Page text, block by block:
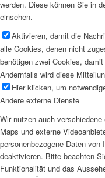
werden. Diese können Sie in
einsehen.
Aktivieren, damit die
alle Cookies, denen nicht
benötigen zwei Cookies,
Andernfalls wird diese
Hier klicken, um
Andere externe Dienste
Wir nutzen auch
Maps und externe
personenbezogene Daten
deaktivieren. Bitte beachten
Funktionalität und das